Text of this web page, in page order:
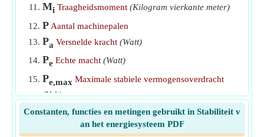
​Gaan
Versnellen van het koppel van de generator onder
stabiliteit van het stroomsysteem
Mi Traagheidsmoment (Kilogram vierkante meter)
P Aantal machinepalen
Pa Versnelde kracht (Watt)
Pe Echte macht (Watt)
Pe,max Maximale stabiele vermogensoverdracht
(Volt)
Pep Elektromagnetische kracht (Watt)
g Uitgangsvermogen van generator (Watt)
Constanten, functies en metingen gebruikt in Stabiliteit v
an het energiesysteem PDF